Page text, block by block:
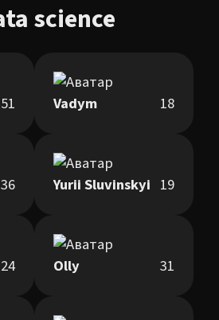
science
51 Vadym 18
36 Yurii Sluvinskyi 19
24 Olly 31